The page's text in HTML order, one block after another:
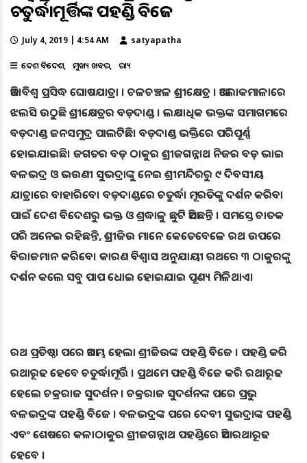
ଚତୁର୍ଦ୍ଧାମୂର୍ତ୍ତିଙ୍କ ପହଣ୍ଡି ବିଜେ
July 4, 2019 | 4:54 AM satyapatha
ଦେଶ ବିଦେଶ ମୁଖ୍ୟ ଖବର ରାଜ୍ୟ
ଆଜି ବିଶ୍ବ ପ୍ରସିଦ୍ଧ ଘୋଷଯାତ୍ରା । ଚଳଚଞ୍ଚଳ ଶ୍ରୀକ୍ଷେତ୍ର । ଆଲୋକମାଳାରେ
ଝଲସି ଉଠୁଛି ଶ୍ରୀକ୍ଷେତ୍ରର ବଡ଼ଦାଣ୍ଡ । ଲକ୍ଷାଧିକ ଭକ୍ତଙ୍କ ସମାଗମରେ
ବଡ଼ଦାଣ୍ଡ ଜନସମୁଦ୍ର ପାଲଟିଛି। ବଡ଼ଦାଣ୍ଡ ଭକ୍ତିରେ ପରିପୂର୍ଣ୍ଣ
ହୋଇଯାଇଛି। ଜଗତର ବଡ଼ ଠାକୁର ଶ୍ରୀଜଗନ୍ନାଥ ନିଜର ବଡ଼ ଭାଇ
ବଳଭଦ୍ର ଓ ଭଉଣୀ ସୁଭଦ୍ରାଙ୍କୁ ନେଇ ଶ୍ରୀମନ୍ଦିରରୁ ୯ ଦିବସୀୟ
ଯାତ୍ରାରେ ବାହାରିବେ। ବଡ଼ଦାଣ୍ଡରେ ଚତୁର୍ଦ୍ଧା ମୂରତିଙ୍କୁ ଦର୍ଶନ କରିବା
ପାଇଁ ଦେଶ ବିଦେଶରୁ ଭକ୍ତ ଓ ଶ୍ରଦ୍ଧାଳୁ ଛୁଟି ଆସିଛନ୍ତି । ସମସ୍ତେ ଚାତକ
ପରି ଅନେଇ ରହିଛନ୍ତି, ଶ୍ରୀଜିଉ ମାନେ କେତେବେଳେ ରଥ ଉପରେ
ବିରାଜମାନ କରିବେ। କାରଣ ବିଶ୍ବାସ ଅନୁଯାୟୀ ରଥରେ ୩ ଠାକୁରଙ୍କୁ
ଦର୍ଶନ କଲେ ସବୁ ପାପ ଧୋଇ ହୋଇଯାଇ ପୂଣ୍ୟ ମିଳିଥାଏ।
ରଥ ପ୍ରତିଷ୍ଠା ପରେ ଆରମ୍ଭ ହେଲା ଶ୍ରୀଜିଉଙ୍କ ପହଣ୍ଡି ବିଜେ । ପହଣ୍ଡି କରି
ରଥାରୂଢ ହେବେ ଚତୁର୍ଦ୍ଧାମୂର୍ତ୍ତି । ପ୍ରଥମେ ପହଣ୍ଡି ବିଜେ କରି ରଥାରୂଢ
ହେଲେ ଚକ୍ରରାଜ ସୁଦର୍ଶନ । ଚକ୍ରରାଜ ସୁଦର୍ଶନଙ୍କ ପରେ ପ୍ରଭୁ
ବଳଭଦ୍ରଙ୍କ ପହଣ୍ଡି ବିଜେ । ବଳଭଦ୍ରଙ୍କ ପରେ ଦେବୀ ସୁଭଦ୍ରାଙ୍କ ପହଣ୍ଡି
ଏବଂ ଶେଷରେ କଳାଠାକୁର ଶ୍ରୀଜଗନ୍ନାଥ ପହଣ୍ଡିରେ ଆସି ରଥାରୂଢ
ହେବେ ।